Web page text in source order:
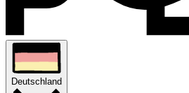
Deutschland